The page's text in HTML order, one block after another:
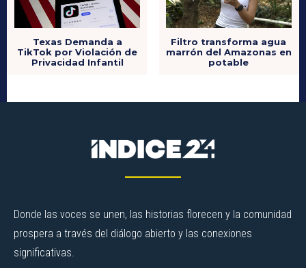
Texas Demanda a
TikTok por Violación de
Privacidad Infantil
Filtro transforma agua
marrón del Amazonas en
potable
Donde las voces se unen, las historias florecen y la comunidad
prospera a través del diálogo abierto y las conexiones
significativas.